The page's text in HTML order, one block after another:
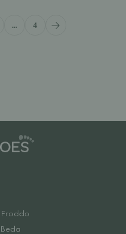
... 4
Froddo
Beda